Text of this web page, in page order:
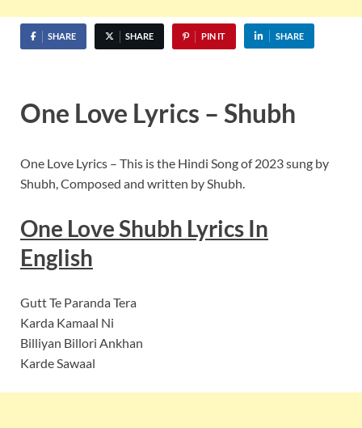
SHARE SHARE PIN IT SHARE
One Love Lyrics – Shubh
One Love Lyrics – This is the Hindi Song of 2023 sung by
Shubh, Composed and written by Shubh.
One Love Shubh Lyrics In
English
Gutt Te Paranda Tera
Karda Kamaal Ni
Billiyan Billori Ankhan
Karde Sawaal